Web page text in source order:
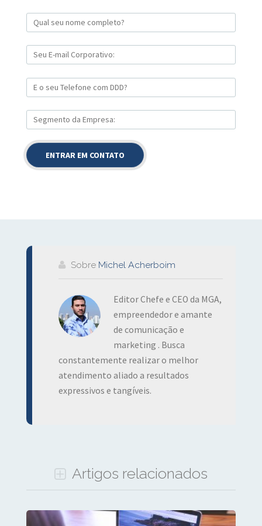
Sobre Michel Acherboim
Editor Chefe e CEO da MGA,
empreendedor e amante
de comunicação e
marketing . Busca
constantemente realizar o melhor
atendimento aliado a resultados
expressivos e tangíveis.
Artigos relacionados